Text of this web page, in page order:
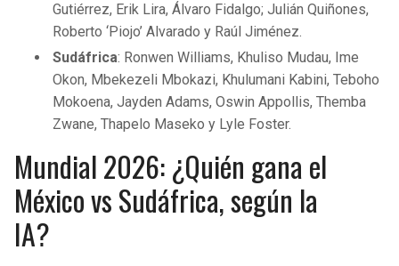
Gutiérrez, Erik Lira, Álvaro Fidalgo; Julián Quiñones,
Roberto ‘Piojo’ Alvarado y Raúl Jiménez.
Sudáfrica: Ronwen Williams, Khuliso Mudau, Ime
Okon, Mbekezeli Mbokazi, Khulumani Kabini, Teboho
Mokoena, Jayden Adams, Oswin Appollis, Themba
Zwane, Thapelo Maseko y Lyle Foster.
Mundial 2026: ¿Quién gana el
México vs Sudáfrica, según la
IA?